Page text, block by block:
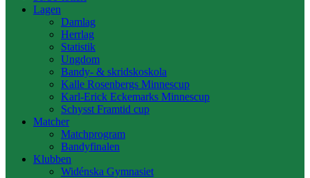
Lagen
Damlag
Herrlag
Statistik
Ungdom
Bandy- & skridskoskola
Kalle Rosenbergs Minnescup
Karl-Erick Eckemarks Minnescup
Schysst Framtid cup
Matcher
Matchprogram
Bandyfinalen
Klubben
Widénska Gymnasiet